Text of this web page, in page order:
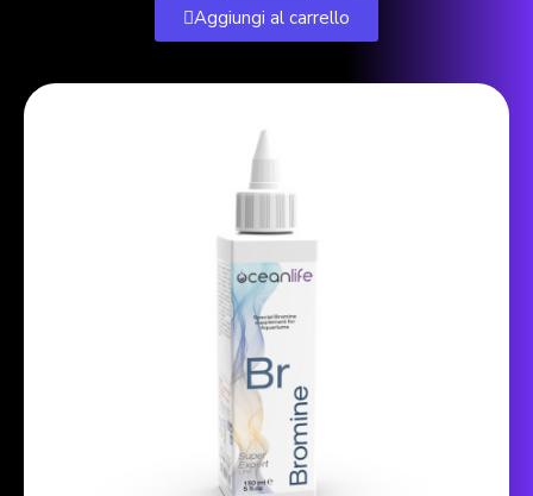
Aggiungi al carrello